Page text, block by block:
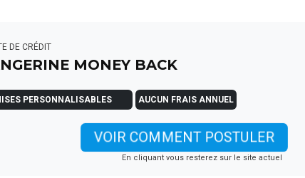
DE CRÉDIT
MONEY BACK
PERSONNALISABLES AUCUN FRAIS ANNUEL
VOIR COMMENT POSTULER
En cliquant vous resterez sur le site actuel